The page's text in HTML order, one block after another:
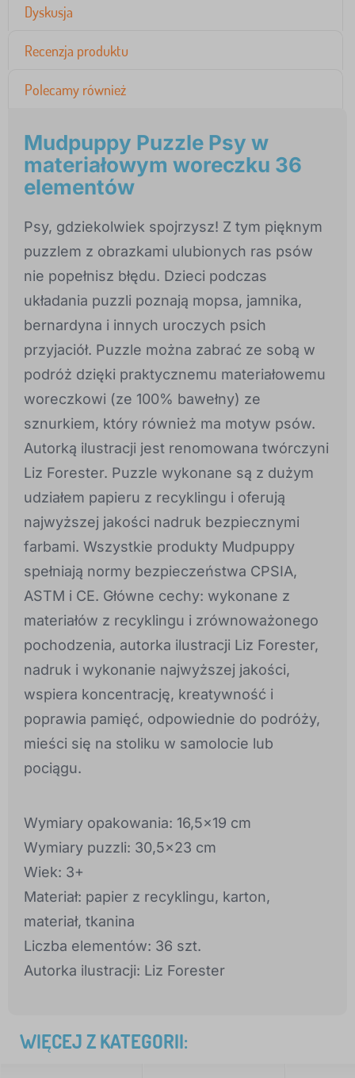
Dyskusja
Recenzja produktu
Polecamy również
Mudpuppy Puzzle Psy w
materiałowym woreczku 36
elementów
Psy, gdziekolwiek spojrzysz! Z tym pięknym
puzzlem z obrazkami ulubionych ras psów
nie popełnisz błędu. Dzieci podczas
układania puzzli poznają mopsa, jamnika,
bernardyna i innych uroczych psich
przyjaciół. Puzzle można zabrać ze sobą w
podróż dzięki praktycznemu materiałowemu
woreczkowi (ze 100% bawełny) ze
sznurkiem, który również ma motyw psów.
Autorką ilustracji jest renomowana twórczyni
Liz Forester. Puzzle wykonane są z dużym
udziałem papieru z recyklingu i oferują
najwyższej jakości nadruk bezpiecznymi
farbami. Wszystkie produkty Mudpuppy
spełniają normy bezpieczeństwa CPSIA,
ASTM i CE. Główne cechy: wykonane z
materiałów z recyklingu i zrównoważonego
pochodzenia, autorka ilustracji Liz Forester,
nadruk i wykonanie najwyższej jakości,
wspiera koncentrację, kreatywność i
poprawia pamięć, odpowiednie do podróży,
mieści się na stoliku w samolocie lub
pociągu.
Wymiary opakowania: 16,5x19 cm
Wymiary puzzli: 30,5x23 cm
Wiek: 3+
Materiał: papier z recyklingu, karton,
materiał, tkanina
Liczba elementów: 36 szt.
Autorka ilustracji: Liz Forester
WIĘCEJ Z KATEGORII: